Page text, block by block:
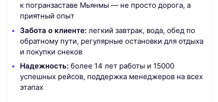
к погранзаставе Мьянмы — не просто дорога, а
приятный опыт
Забота о клиенте: легкий завтрак, вода, обед по
обратному пути, регулярные остановки для отдыха
и покупки снеков
Надежность: более 14 лет работы и 15000
успешных рейсов, поддержка менеджеров на всех
этапах